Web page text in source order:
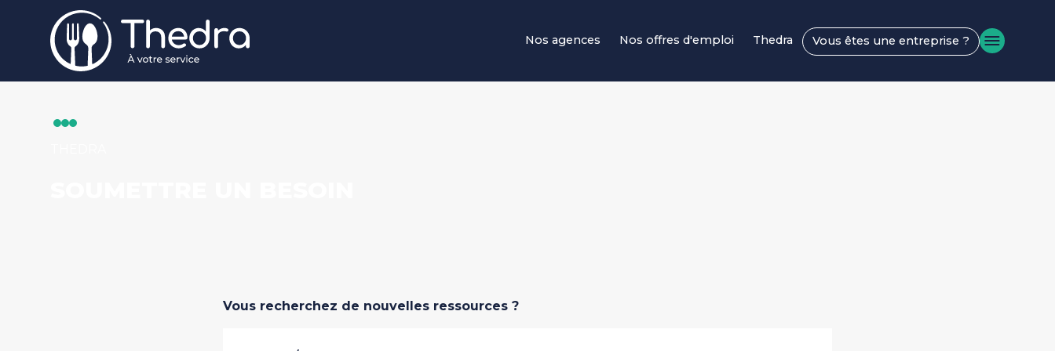
Aller au contenu principal
Navigation principale
Nos agences Nos offres d'emploi Thedra Vous êtes une entreprise ?
Vous recherchez de nouvelles ressources ?